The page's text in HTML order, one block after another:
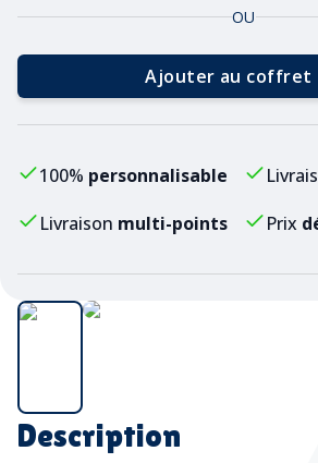
Description
OU
Ajouter au coffret
100% personnalisable
Livraison multi-points Prix